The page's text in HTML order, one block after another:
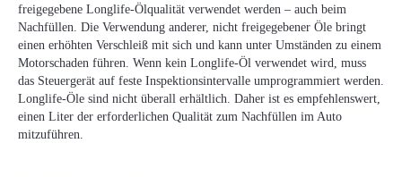
freigegebene Longlife-Ölqualität verwendet werden – auch beim
Nachfüllen. Die Verwendung anderer, nicht freigegebener Öle bringt
einen erhöhten Verschleiß mit sich und kann unter Umständen zu einem
Motorschaden führen. Wenn kein Longlife-Öl verwendet wird, muss
das Steuergerät auf feste Inspektionsintervalle umprogrammiert werden.
Longlife-Öle sind nicht überall erhältlich. Daher ist es empfehlenswert,
einen Liter der erforderlichen Qualität zum Nachfüllen im Auto
mitzuführen.